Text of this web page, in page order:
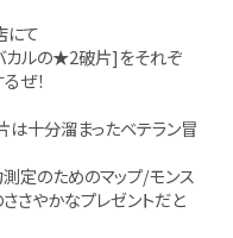
にて
ルの★2破片]をそれぞ
ぜ！
は十分溜まったベテラン冒
測定のためのマップ/モンス
さやかなプレゼントだと